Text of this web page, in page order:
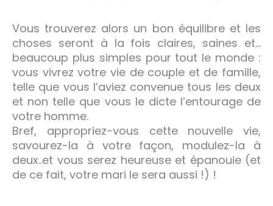
Vous trouverez alors un bon équilibre et les
choses seront à la fois claires, saines et…
beaucoup plus simples pour tout le monde :
vous vivrez votre vie de couple et de famille,
telle que vous l’aviez convenue tous les deux
et non telle que vous le dicte l’entourage de
votre homme.
Bref, appropriez-vous cette nouvelle vie,
savourez-la à votre façon, modulez-la à
deux..et vous serez heureuse et épanouie (et
de ce fait, votre mari le sera aussi !) !